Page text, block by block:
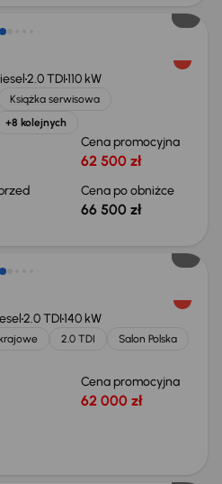
2.0 TDI110 kW
Książka serwisowa
+8 kolejnych
Cena promocyjna
62 500 zł
Cena po obniżce
66 500 zł
2.0 TDI140 kW
2.0 TDI
Salon Polska
Cena promocyjna
62 000 zł